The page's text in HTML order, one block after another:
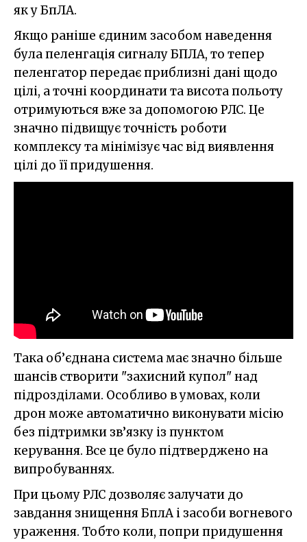
як у БпЛА.
Якщо раніше єдиним засобом наведення
була пеленгація сигналу БПЛА, то тепер
пеленгатор передає приблизні дані щодо
цілі, а точні координати та висота польоту
отримуються вже за допомогою РЛС. Це
значно підвищує точність роботи
комплексу та мінімізує час від виявлення
цілі до її придушення.
Така об’єднана система має значно більше
шансів створити "захисний купол" над
підрозділами. Особливо в умовах, коли
дрон може автоматично виконувати місію
без підтримки зв’язку із пунктом
керування. Все це було підтверджено на
випробуваннях.
При цьому РЛС дозволяє залучати до
завдання знищення БплА і засоби вогневого
ураження. Тобто коли, попри придушення